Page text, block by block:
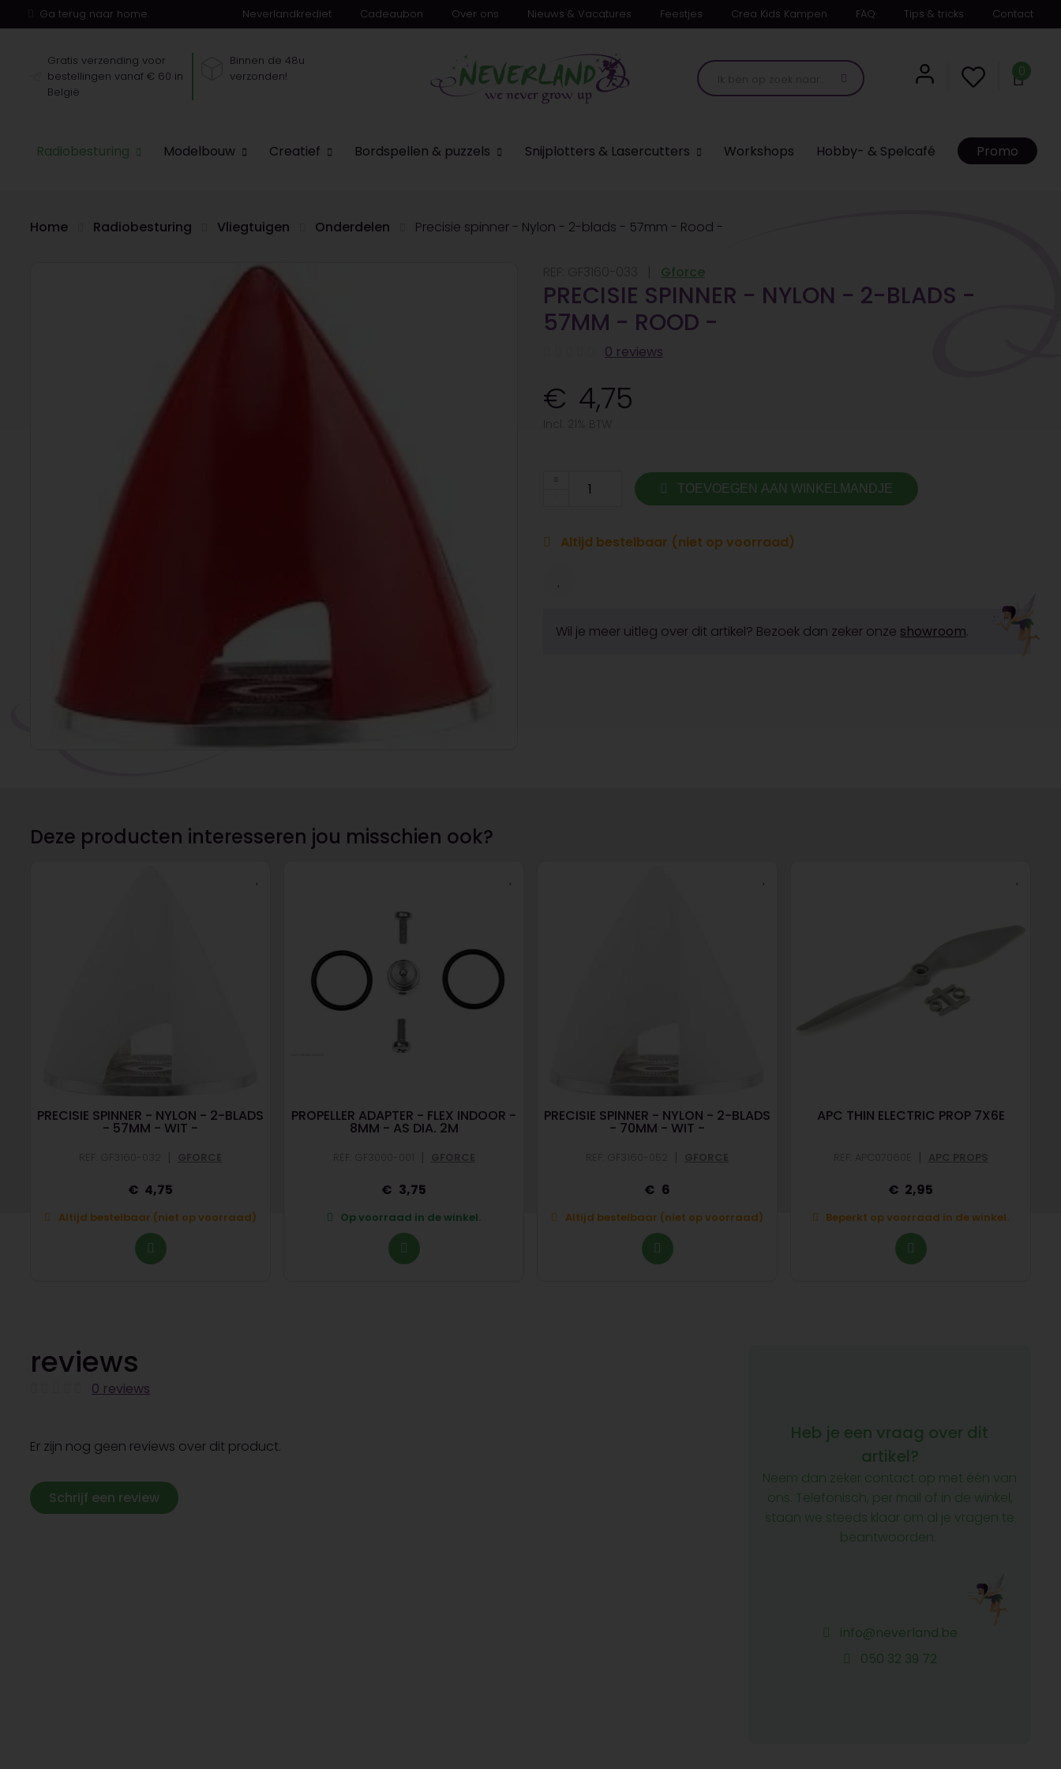
Ga terug naar home. Neverlandkrediet Cadeaubon Over ons Nieuws & Vacatures Feestjes Crea Kids Kampen FAQ Tips & tricks Contact
Gratis verzending voor
bestellingen vanaf € 60 in
België
Binnen de 48u
verzonden!
0
Radiobesturing Modelbouw Creatief Bordspellen & puzzels Snijplotters & Lasercutters Workshops Hobby- & Spelcafé Promo
Home Radiobesturing Vliegtuigen Onderdelen Precisie spinner - Nylon - 2-blads - 57mm - Rood -
Gforce
PRECISIE SPINNER - NYLON - 2-BLADS -
57MM - ROOD -
0 reviews
4,75
TOEVOEGEN AAN WINKELMANDJE
Altijd bestelbaar (niet op voorraad)
Wil je meer uitleg over dit artikel? Bezoek dan zeker onze showroom.
Deze producten interesseren jou misschien ook?
PRECISIE SPINNER - NYLON - 2-BLADS
- 57MM - WIT -
| GFORCE
4,75
Altijd bestelbaar (niet op voorraad)
PROPELLER ADAPTER - FLEX INDOOR -
8MM - AS DIA. 2M
| GFORCE
3,75
Op voorraad in de winkel.
PRECISIE SPINNER - NYLON - 2-BLADS
- 70MM - WIT -
| GFORCE
6
Altijd bestelbaar (niet op voorraad)
APC THIN ELECTRIC PROP 7X6E
| APC PROPS
2,95
Beperkt op voorraad in de winkel.
reviews
0 reviews
Er zijn nog geen reviews over dit product.
Schrijf een review
Heb je een vraag over dit
artikel?
Neem dan zeker contact op met één van
ons. Telefonisch, per mail of in de winkel,
staan we steeds klaar om al je vragen te
beantwoorden.
info@neverland.be
050 32 39 72